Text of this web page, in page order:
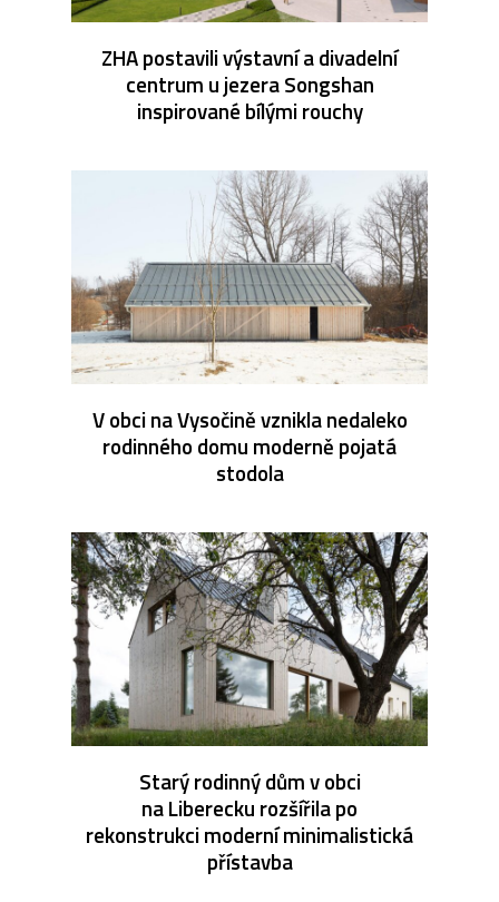
ZHA postavili výstavní a divadelní
centrum u jezera Songshan
inspirované bílými rouchy
V obci na Vysočině vznikla nedaleko
rodinného domu moderně pojatá
stodola
Starý rodinný dům v obci
na Liberecku rozšířila po
rekonstrukci moderní minimalistická
přístavba